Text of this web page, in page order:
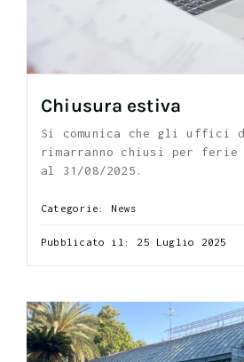
Chiusura estiva
Si comunica che gli uffici del
rimarranno chiusi per ferie
al 31/08/2025.
Categorie: News
Pubblicato il: 25 Luglio 2025